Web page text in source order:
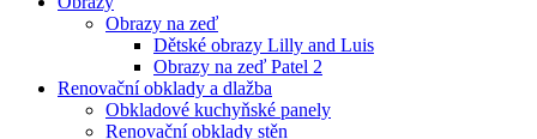
Obrazy na zeď
Dětské obrazy Lilly and Luis
Obrazy na zeď Patel 2
Renovační obklady a dlažba
Obkladové kuchyňské panely
Renovační obklady stěn